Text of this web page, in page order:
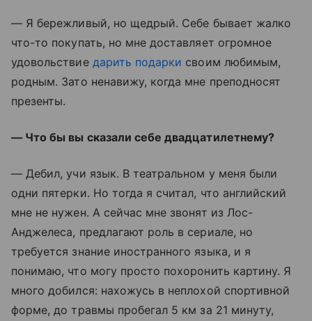
— Я бережливый, но щедрый. Себе бывает жалко
что-то покупать, но мне доставляет огромное
удовольствие дарить подарки своим любимым,
родным. Зато ненавижу, когда мне преподносят
презенты.
— Что бы вы сказали себе двадцатилетнему?
— Дебил, учи язык. В театральном у меня были
одни пятерки. Но тогда я считал, что английский
мне не нужен. А сейчас мне звонят из Лос-
Анджелеса, предлагают роль в сериале, но
требуется знание иностранного языка, и я
понимаю, что могу просто похоронить картину. Я
много добился: нахожусь в неплохой спортивной
форме, до травмы пробегал 5 км за 21 минуту,